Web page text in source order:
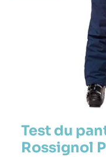
Test du
Rossignol